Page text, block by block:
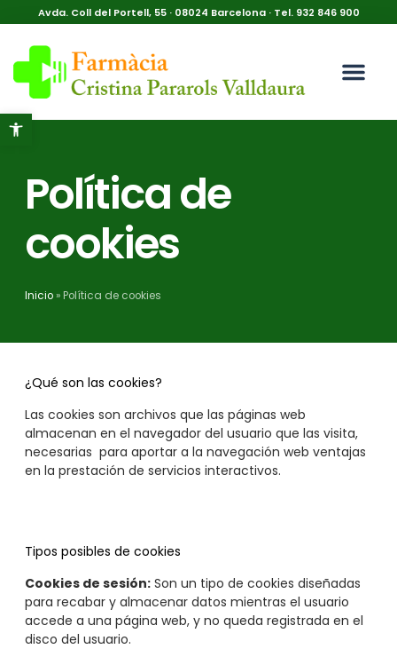
Abrir barra de herramientas
Avda. Coll del Portell, 55 · 08024 Barcelona · Tel. 932 846 900
Política de
cookies
Inicio » Política de cookies
¿Qué son las cookies?
Las cookies son archivos que las páginas web
almacenan en el navegador del usuario que las visita,
necesarias para aportar a la navegación web ventajas
en la prestación de servicios interactivos.
Tipos posibles de cookies
Cookies de sesión: Son un tipo de cookies diseñadas
para recabar y almacenar datos mientras el usuario
accede a una página web, y no queda registrada en el
disco del usuario.